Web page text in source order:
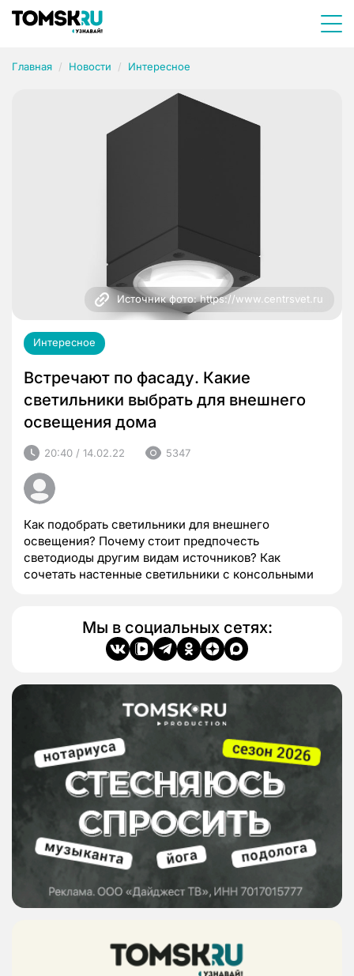
Главная Новости Интересное
Источник фото: https://www.centrsvet.ru
Интересное
Встречают по фасаду. Какие
светильники выбрать для внешнего
освещения дома
20:40 / 14.02.22 5347
Как подобрать светильники для внешнего
освещения? Почему стоит предпочесть
светодиоды другим видам источников? Как
сочетать настенные светильники с консольными
Мы в социальных сетях: